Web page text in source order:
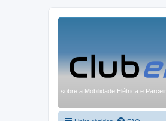
sobre a Mobilidade Elétrica e